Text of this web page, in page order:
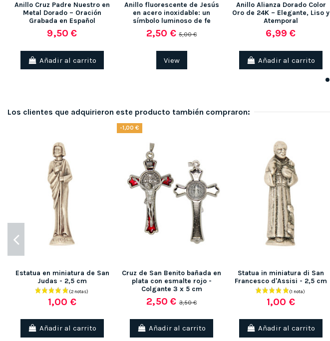
Anillo Cruz Padre Nuestro en
Metal Dorado – Oración
Grabada en Español
9,50 €
Añadir al carrito
Anillo fluorescente de Jesús
en acero inoxidable: un
símbolo luminoso de fe
2,50 €5,00 €
View
Anillo Alianza Dorado Color
Oro de 24K – Elegante, Liso y
Atemporal
6,99 €
Añadir al carrito
Los clientes que adquirieron este producto también compraron:
Estatua en miniatura de San
Judas - 2,5 cm
1,00 €
Añadir al carrito
-1,00 €
Cruz de San Benito bañada en
plata con esmalte rojo -
Colgante 3 x 5 cm
2,50 €3,50 €
Añadir al carrito
Statua in miniatura di San
Francesco d'Assisi - 2,5 cm
1,00 €
Añadir al carrito